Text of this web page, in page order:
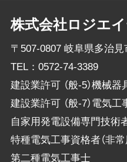
株式会社ロジエ
〒507-0807 岐阜県多治
TEL： 0572-74-3389
建設業許可 （般-5）機械
建設業許可 （般-7）電気
自家用発電設備専門技術
特種電気工事資格者（非
第二種電気工事士